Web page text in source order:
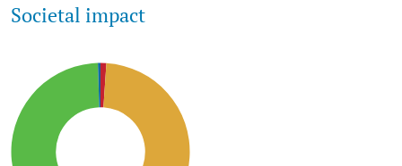
Societal impact